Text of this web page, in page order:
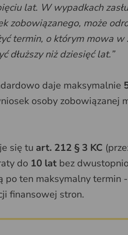
lat. W wypadkach
zobowiązanego, może
termin, o którym mowa w
dłuższy niż dziesięć lat.”
daje maksymalnie
osoby zobowiązanej
się tu art. 212 § 3 KC
do 10 lat bez
ten maksymalny termin
finansowej stron.